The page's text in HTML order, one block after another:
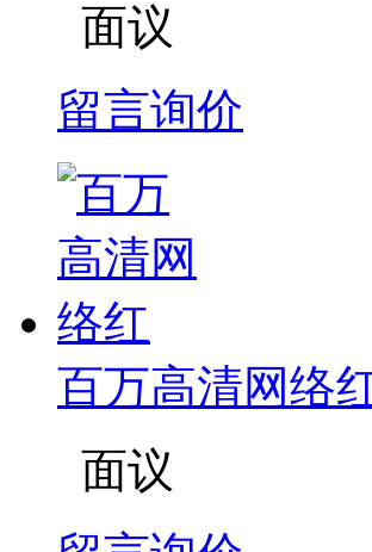
面议
留言询价
百万高清网络
面议